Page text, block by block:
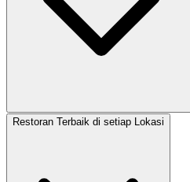
Restoran Terbaik di setiap Lokasi